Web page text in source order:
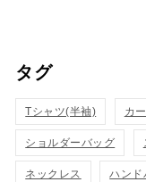
タグ
Tシャツ(半袖) カ
ショルダーバッグ
ネックレス ハンド